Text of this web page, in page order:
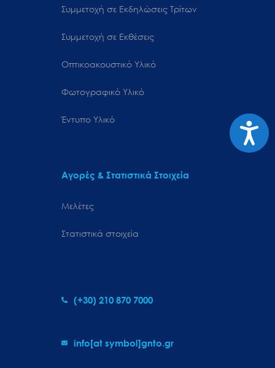
Συμμετοχή σε Εκδηλώσεις Τρίτων
Συμμετοχή σε Εκθέσεις
Οπτικοακουστικό Υλικό
Φωτογραφικό Υλικό
Έντυπο Υλικό
Αγορές & Στατιστικά Στοιχεία
Μελέτες
Στατιστικά στοιχεία
(+30) 210 870 7000
info[at symbol]gnto.gr